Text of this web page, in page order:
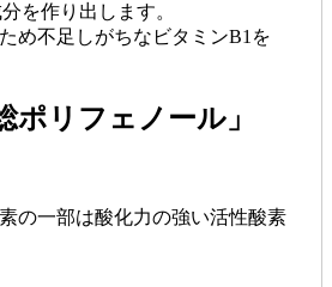
を作り出します。
め不足しがちなビタミンB1を
ポリフェノール」
の一部は酸化力の強い活性酸素